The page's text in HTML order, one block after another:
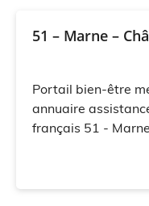
51 – Marne –
Portail bien-être
annuaire
français 51 -